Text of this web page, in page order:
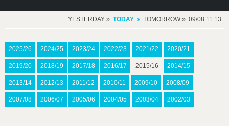
YESTERDAY TODAY TOMORROW 09/08 11:13
2025/26 2024/25 2023/24 2022/23 2021/22 2020/21
2019/20 2018/19 2017/18 2016/17 2015/16 2014/15
2013/14 2012/13 2011/12 2010/11 2009/10 2008/09
2007/08 2006/07 2005/06 2004/05 2003/04 2002/03